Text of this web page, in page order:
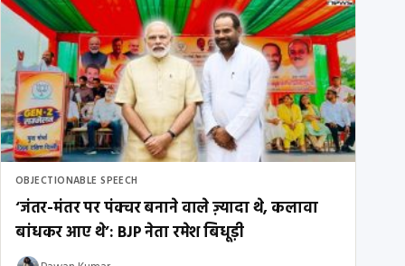
OBJECTIONABLE SPEECH
‘जंतर-मंतर पर पंक्चर बनाने वाले ज़्यादा थे, कलावा
बांधकर आए थे’: BJP नेता रमेश बिधूड़ी